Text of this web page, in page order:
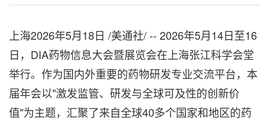
上海2026年5月18日 /美通社/ -- 2026年5月14日至16
日，DIA药物信息大会暨展览会在上海张江科学会堂
举行。作为国内外重要的药物研发专业交流平台，本
届年会以"激发监管、研发与全球可及性的创新价
值"为主题，汇聚了来自全球40多个国家和地区的药